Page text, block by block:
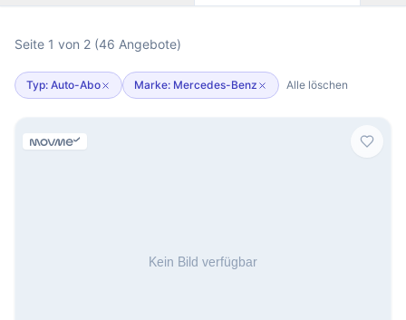
Seite 1 von 2 (46 Angebote)
Typ: Auto-Abo Marke: Mercedes-Benz Alle löschen